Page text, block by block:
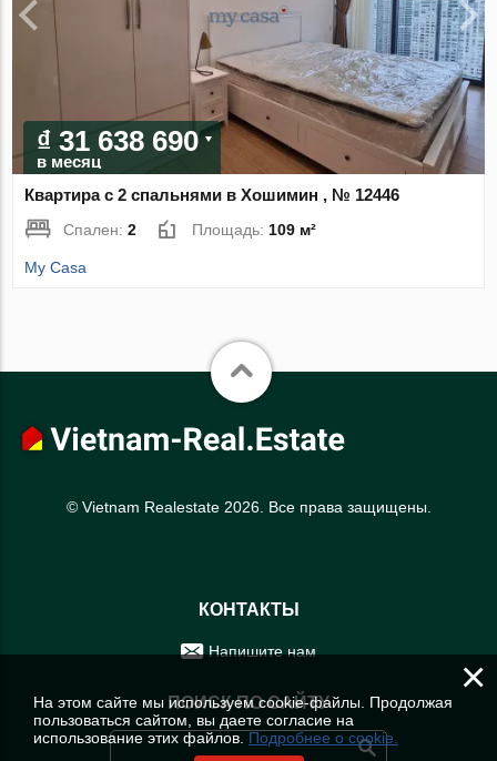
₫ 31 638 690
в месяц
Квартира с 2 спальнями в Хошимин , № 12446
Спален:2 Площадь: 109 м²
My Casa
© Vietnam Realestate 2026. Все права защищены.
КОНТАКТЫ
Напишите нам
ПОИСК ПО САЙТУ
×
На этом сайте мы используем cookie-файлы. Продолжая
пользоваться сайтом, вы даете согласие на
использование этих файлов. Подробнее о cookie.